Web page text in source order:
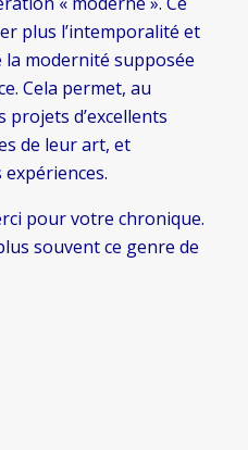
plus l’intemporalité et
la modernité supposée
Cela permet, au
projets d’excellents
de leur art, et
pour votre chronique.
souvent ce genre de